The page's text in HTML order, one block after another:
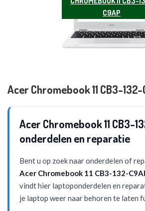
C9AP
Acer Chromebook 11 CB3-132-
Acer Chromebook 11 CB3-
onderdelen en reparatie
Bent u op zoek naar onderdelen of
Acer Chromebook 11 CB3-132-
vindt hier laptoponderdelen en
je laptop weer naar behoren te laten